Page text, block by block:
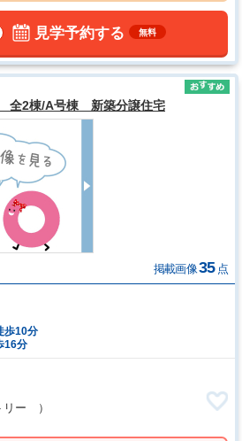
見学予約する 無料
全2棟/A号棟 新築分譲住宅
掲載画像35 点
歩10分
16分
リー ）